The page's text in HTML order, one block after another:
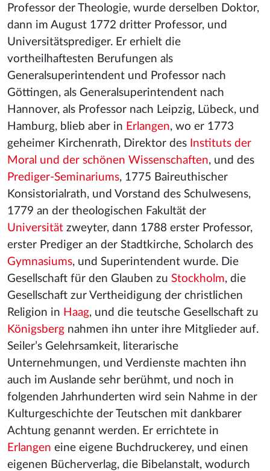
Professor der Theologie, wurde derselben Doktor,
dann im August 1772 dritter Professor, und
Universitätsprediger. Er erhielt die
vortheilhaftesten Berufungen als
Generalsuperintendent und Professor nach
Göttingen, als Generalsuperintendent nach
Hannover, als Professor nach Leipzig, Lübeck, und
Hamburg, blieb aber in Erlangen, wo er 1773
geheimer Kirchenrath, Direktor des Instituts der
Moral und der schönen Wissenschaften, und des
Prediger-Seminariums, 1775 Baireuthischer
Konsistorialrath, und Vorstand des Schulwesens,
1779 an der theologischen Fakultät der
Universität zweyter, dann 1788 erster Professor,
erster Prediger an der Stadtkirche, Scholarch des
Gymnasiums, und Superintendent wurde. Die
Gesellschaft für den Glauben zu Stockholm, die
Gesellschaft zur Vertheidigung der christlichen
Religion in Haag, und die teutsche Gesellschaft zu
Königsberg nahmen ihn unter ihre Mitglieder auf.
Seiler’s Gelehrsamkeit, literarische
Unternehmungen, und Verdienste machten ihn
auch im Auslande sehr berühmt, und noch in
folgenden Jahrhunderten wird sein Nahme in der
Kulturgeschichte der Teutschen mit dankbarer
Achtung genannt werden. Er errichtete in
Erlangen eine eigene Buchdruckerey, und einen
eigenen Bücherverlag, die Bibelanstalt, wodurch